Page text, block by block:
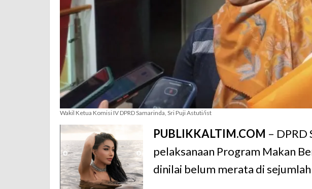
Wakil Ketua Komisi IV DPRD Samarinda, Sri Puji Astuti/ist
PUBLIKKALTIM.COM –
pelaksanaan Program Makan
dinilai belum merata di